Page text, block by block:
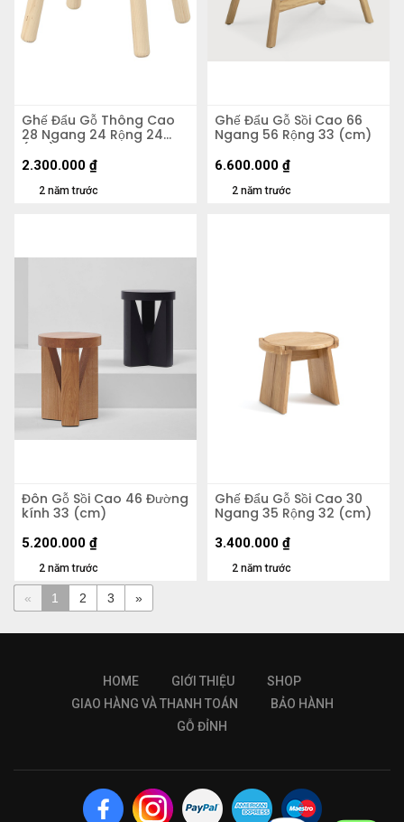
Ghế Đẩu Gỗ Thông Cao
28 Ngang 24 Rộng 24
(cm)
2 năm trước
2.300.000 ₫
Ghế Đẩu Gỗ Sồi Cao 66
Ngang 56 Rộng 33 (cm)
2 năm trước
6.600.000 ₫
Đôn Gỗ Sồi Cao 46 Đường
kính 33 (cm)
2 năm trước
5.200.000 ₫
Ghế Đẩu Gỗ Sồi Cao 30
Ngang 35 Rộng 32 (cm)
2 năm trước
3.400.000 ₫
« 1 2 3 »
HOME GIỚI THIỆU
SHOP
GIAO HÀNG VÀ THANH TOÁN
BẢO HÀNH
GỖ ĐỈNH